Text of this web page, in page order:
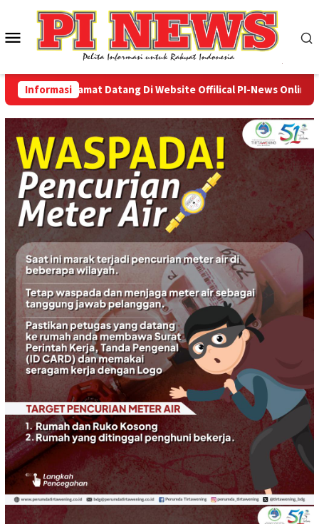
konten
Menu
Mobile
Informasi
Selamat Datang Di Website Offilical PI-News Online -